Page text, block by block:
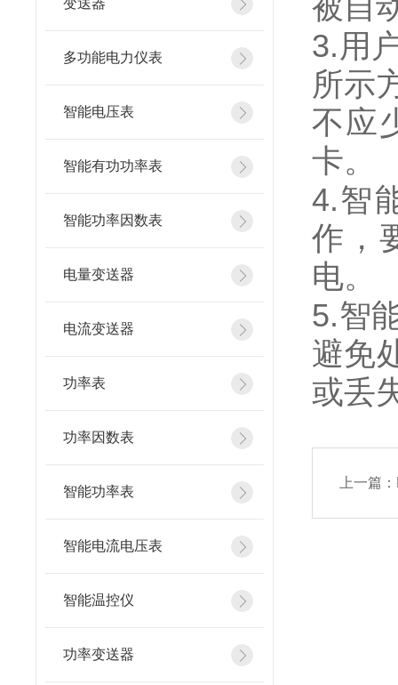
变送器
多功能电力仪表
智能电压表
智能有功功率表
智能功率因数表
电量变送器
电流变送器
功率表
功率因数表
智能功率表
智能电流电压表
智能温控仪
功率变送器
被自
3.用
所示
不应
卡。
4.智
作，
电。
5.智
避免
或丢
上一篇：